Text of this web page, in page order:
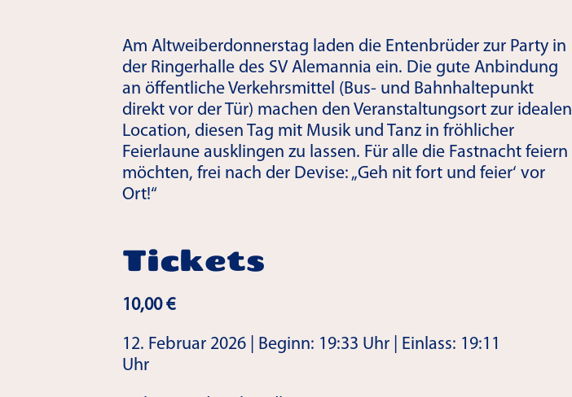
Am Altweiberdonnerstag laden die Entenbrüder zur Party in
der Ringerhalle des SV Alemannia ein. Die gute Anbindung
an öffentliche Verkehrsmittel (Bus- und Bahnhaltepunkt
direkt vor der Tür) machen den Veranstaltungsort zur idealen
Location, diesen Tag mit Musik und Tanz in fröhlicher
Feierlaune ausklingen zu lassen. Für alle die Fastnacht feiern
möchten, frei nach der Devise: „Geh nit fort und feier‘ vor
Ort!“
Tickets
10,00€
12. Februar 2026 | Beginn: 19:33 Uhr | Einlass: 19:11
Uhr